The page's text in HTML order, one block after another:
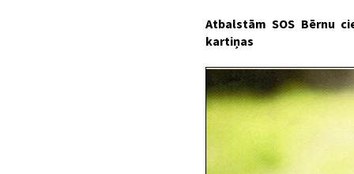
Atbalstām SOS Bērnu
kartiņas